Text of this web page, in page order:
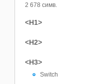
2 678 симв.
<H1>
<H2>
<H3>
Switch